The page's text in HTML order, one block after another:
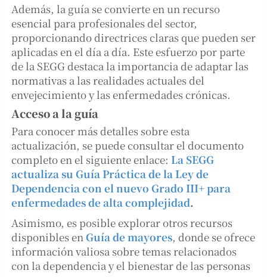
Además, la guía se convierte en un recurso
esencial para profesionales del sector,
proporcionando directrices claras que pueden ser
aplicadas en el día a día. Este esfuerzo por parte
de la SEGG destaca la importancia de adaptar las
normativas a las realidades actuales del
envejecimiento y las enfermedades crónicas.
Acceso a la guía
Para conocer más detalles sobre esta
actualización, se puede consultar el documento
completo en el siguiente enlace: La SEGG
actualiza su Guía Práctica de la Ley de
Dependencia con el nuevo Grado III+ para
enfermedades de alta complejidad.
Asimismo, es posible explorar otros recursos
disponibles en Guía de mayores, donde se ofrece
información valiosa sobre temas relacionados
con la dependencia y el bienestar de las personas